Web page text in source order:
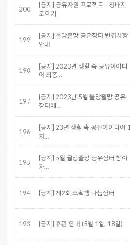
200
[공지] 공유자원 프로젝트 - 청바지
모으기
199
[공지] 올망졸망 공유장터 변경사항
안내
198
[공지] 2023년 생활 속 공유아이디
어 최종…
197
[공지] 2023년 5월 올망졸망 공유
장터에…
196
[공지] 23년 생활 속 공유아이디어 1
차…
195
[공지] 5월 올망졸망 공유장터 참여
자…
194 [공지] 제2회 소확행 나눔장터
193 [공지] 휴관 안내 (5월 1일, 18일)